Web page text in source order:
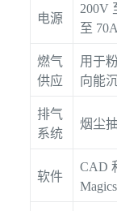
电源
200V
至 70A
燃气
供应
用于
向能
排气
系统
烟尘
软件
CAD